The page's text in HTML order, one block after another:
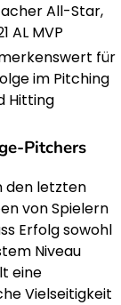
All-Star,
AL MVP
für
im Pitching
Hitting
Pitchers
den letzten
von Spielern
Erfolg sowohl
Niveau
eine
Vielseitigkeit